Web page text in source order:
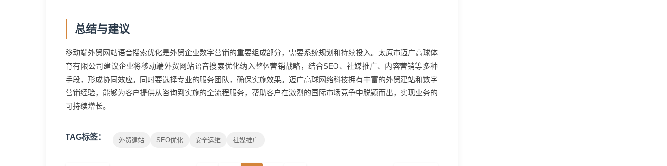
总结与建议
移动端外贸网站语音搜索优化是外贸企业数字营销的重要组成部分，需要系统规划和持续投入。太原市迈广高球体
育有限公司建议企业将移动端外贸网站语音搜索优化纳入整体营销战略，结合SEO、社媒推广、内容营销等多种
手段，形成协同效应。同时要选择专业的服务团队，确保实施效果。迈广高球网络科技拥有丰富的外贸建站和数字
营销经验，能够为客户提供从咨询到实施的全流程服务，帮助客户在激烈的国际市场竞争中脱颖而出，实现业务的
可持续增长。
TAG标签： 外贸建站 SEO优化 安全运维 社媒推广